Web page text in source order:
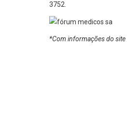
3752.
*Com informações do site